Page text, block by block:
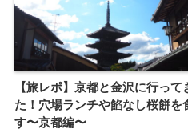
【旅レポ】京都と金沢に行って
た！穴場ランチや餡なし桜餅を
す〜京都編〜